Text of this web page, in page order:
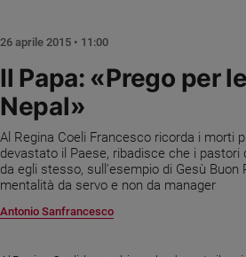
Fede
e
spiritualità
Devozione
e
fede
Parola
Il Papa: «Prego per
Nepal»
Al Regina Coeli Francesco ricorda i morti
devastato il Paese, ribadisce che i pastori
da egli stesso, sull'esempio di Gesù Buon
mentalità da servo e non da manager
Antonio Sanfrancesco
26 aprile 2015 • 11:00